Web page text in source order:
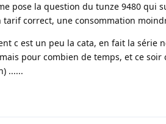
pose la question du tunze 9480 qui
correct, une consommation
c est un peu la cata, en fait la
pour combien de temps, et ce
......